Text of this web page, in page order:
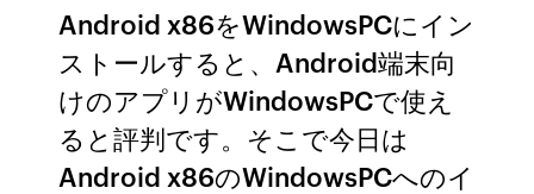
Android x86をWindowsPCにイン
ストールすると、Android端末向
けのアプリがWindowsPCで使え
ると評判です。そこで今日は
Android x86のWindowsPCへのイ